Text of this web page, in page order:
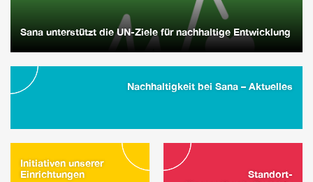
Sana unterstützt die UN-Ziele für nachhaltige Entwicklung
Nachhaltigkeit bei Sana – Aktuelles
Initiativen unserer
Einrichtungen
Standort-